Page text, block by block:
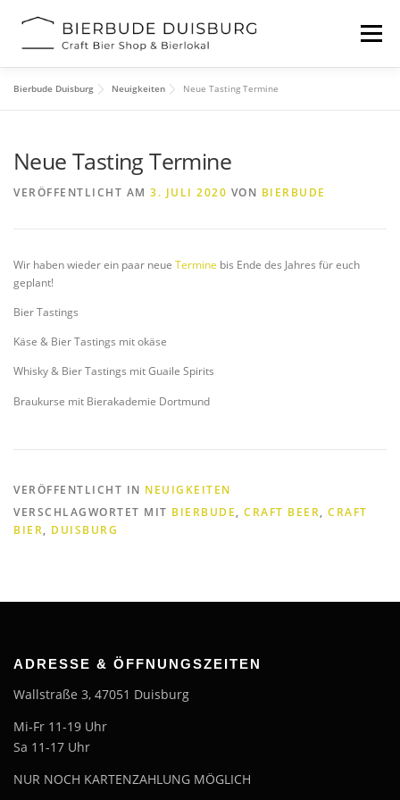
Inhalt
Menü
KONTAKT
Bierbude Duisburg Neuigkeiten Neue Tasting Termine
Neue Tasting Termine
VERÖFFENTLICHT AM 3. JULI 2020 VON BIERBUDE
Wir haben wieder ein paar neue Termine bis Ende des Jahres für euch
geplant!
Bier Tastings
Käse & Bier Tastings mit okäse
Whisky & Bier Tastings mit Guaile Spirits
Braukurse mit Bierakademie Dortmund
VERÖFFENTLICHT IN NEUIGKEITEN
VERSCHLAGWORTET MIT BIERBUDE, CRAFT BEER, CRAFT
BIER, DUISBURG
ADRESSE & ÖFFNUNGSZEITEN
Wallstraße 3, 47051 Duisburg
Mi-Fr 11-19 Uhr
Sa 11-17 Uhr
NUR NOCH KARTENZAHLUNG MÖGLICH